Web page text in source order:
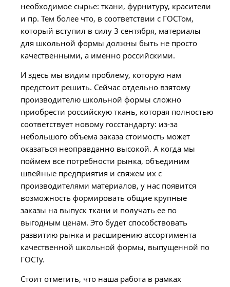
необходимое сырье: ткани, фурнитуру, красители
и пр. Тем более что, в соответствии с ГОСТом,
который вступил в силу 3 сентября, материалы
для школьной формы должны быть не просто
качественными, а именно российскими.
И здесь мы видим проблему, которую нам
предстоит решить. Сейчас отдельно взятому
производителю школьной формы сложно
приобрести российскую ткань, которая полностью
соответствует новому госстандарту: из-за
небольшого объема заказа стоимость может
оказаться неоправданно высокой. А когда мы
поймем все потребности рынка, объединим
швейные предприятия и свяжем их с
производителями материалов, у нас появится
возможность формировать общие крупные
заказы на выпуск ткани и получать ее по
выгодным ценам. Это будет способствовать
развитию рынка и расширению ассортимента
качественной школьной формы, выпущенной по
ГОСТу.
Стоит отметить, что наша работа в рамках